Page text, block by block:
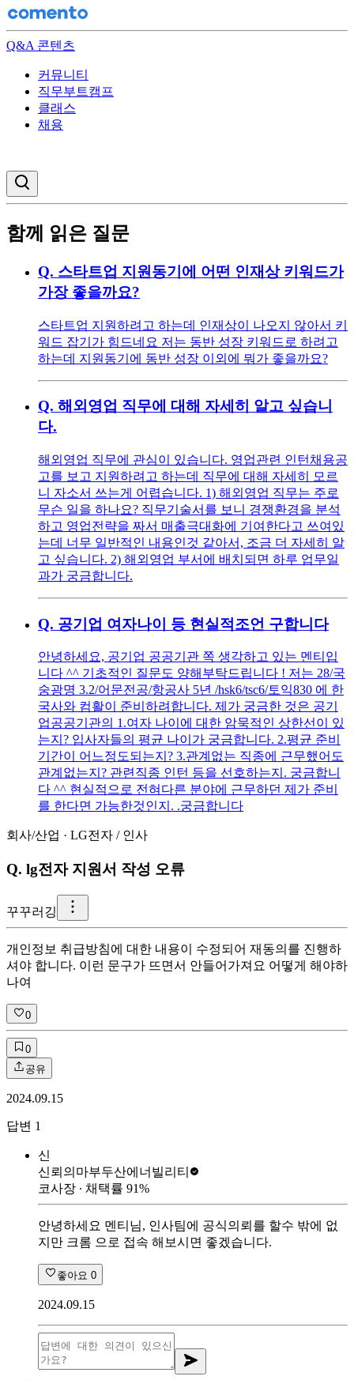
Q&A 콘텐츠
커뮤니티
직무부트캠프
클래스
채용
함께 읽은 질문
Q. 스타트업 지원동기에 어떤 인재상 키워드가
가장 좋을까요?
스타트업 지원하려고 하는데 인재상이 나오지 않아서 키
워드 잡기가 힘드네요 저는 동반 성장 키워드로 하려고
하는데 지원동기에 동반 성장 이외에 뭐가 좋을까요?
Q. 해외영업 직무에 대해 자세히 알고 싶습니
다.
해외영업 직무에 관심이 있습니다. 영업관련 인턴채용공
고를 보고 지원하려고 하는데 직무에 대해 자세히 모르
니 자소서 쓰는게 어렵습니다. 1) 해외영업 직무는 주로
무슨 일을 하나요? 직무기술서를 보니 경쟁환경을 분석
하고 영업전략을 짜서 매출극대화에 기여한다고 쓰여있
는데 너무 일반적인 내용인것 같아서, 조금 더 자세히 알
고 싶습니다. 2) 해외영업 부서에 배치되면 하루 업무일
과가 궁금합니다.
Q. 공기업 여자나이 등 현실적조언 구합니다
안녕하세요, 공기업 공공기관 쪽 생각하고 있는 멘티입
니다 ^^ 기초적인 질문도 양해부탁드립니다 ! 저는 28/국
숭광명 3.2/어문전공/항공사 5년 /hsk6/tsc6/토익830 에 한
국사와 컴활이 준비하려합니다. 제가 궁금한 것은 공기
업공공기관의 1.여자 나이에 대한 암묵적인 상한선이 있
는지? 입사자들의 평균 나이가 궁금합니다. 2.평균 준비
기간이 어느정도되는지? 3.관계없는 직종에 근무했어도
관계없는지? 관련직종 인턴 등을 선호하는지. 궁금합니
다 ^^ 현실적으로 전혀다른 분야에 근무하던 제가 준비
를 한다면 가능한것인지. .궁금합니다
회사/산업 · LG전자 / 인사
Q. lg전자 지원서 작성 오류
꾸꾸러깅
개인정보 취급방침에 대한 내용이 수정되어 재동의를 진행하
셔야 합니다. 이런 문구가 뜨면서 안들어가져요 어떻게 해야하
나여
0
0
공유
2024.09.15
답변 1
신
신뢰의마부두산에너빌리티
코사장 ∙ 채택률 91%
안녕하세요 멘티님, 인사팀에 공식의뢰를 할수 밖에 없
지만 크롬 으로 접속 해보시면 좋겠습니다.
좋아요 0
2024.09.15